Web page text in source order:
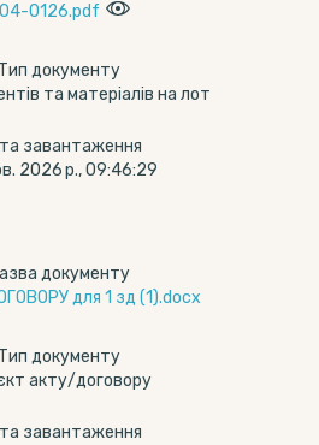
0126.pdf
Тип документу
та матеріалів на лот
завантаження
2026 р., 09:46:29
документу
для 1 зд (1).docx
Тип документу
акту/договору
завантаження